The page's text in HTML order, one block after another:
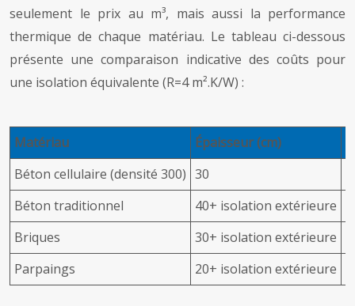
seulement le prix au m³, mais aussi la performance
thermique de chaque matériau. Le tableau ci-dessous
présente une comparaison indicative des coûts pour
une isolation équivalente (R=4 m².K/W) :
Matériau Épaisseur (cm)
Béton cellulaire (densité 300) 30
Béton traditionnel
40+ isolation extérieure
Briques
30+ isolation extérieure
Parpaings
20+ isolation extérieure